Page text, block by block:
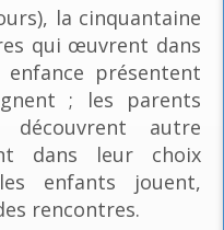
la cinquantaine
qui œuvrent dans
présentent
; les parents
découvrent autre
dans leur choix
enfants jouent,
rencontres.